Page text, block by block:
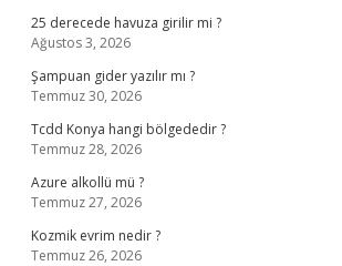
25 derecede havuza girilir mi ?
Ağustos 3, 2026
Şampuan gider yazılır mı ?
Temmuz 30, 2026
Tcdd Konya hangi bölgededir ?
Temmuz 28, 2026
Azure alkollü mü ?
Temmuz 27, 2026
Kozmik evrim nedir ?
Temmuz 26, 2026